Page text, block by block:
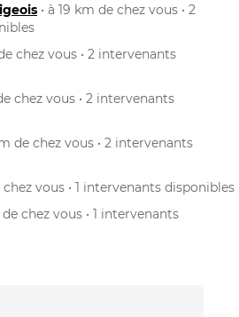
• à 19 km de chez vous • 2
chez vous • 2 intervenants
chez vous • 2 intervenants
de chez vous • 2 intervenants
chez vous • 1 intervenants disponibles
de chez vous • 1 intervenants